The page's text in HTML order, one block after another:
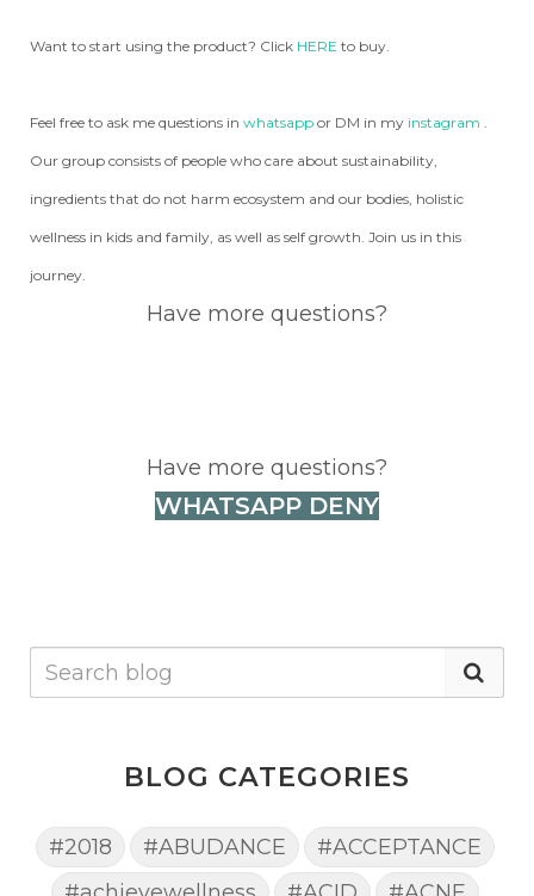
Want to start using the product? Click HERE to buy.
Feel free to ask me questions in whatsapp or DM in my instagram .
Our group consists of people who care about sustainability,
ingredients that do not harm ecosystem and our bodies, holistic
wellness in kids and family, as well as self growth. Join us in this
journey.
Have more questions?
Have more questions?
WHATSAPP DENY
BLOG CATEGORIES
#2018 #ABUDANCE
#ACCEPTANCE